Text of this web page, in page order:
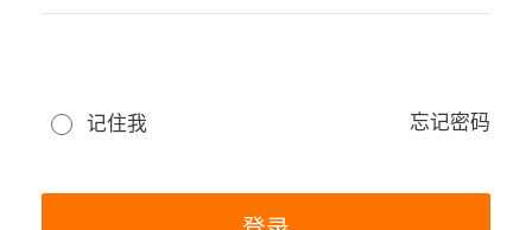
记住我 忘记密码